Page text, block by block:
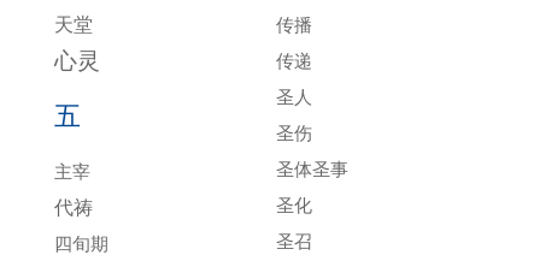
天堂
心灵
五
主宰
代祷
四旬期
传播
传递
圣人
圣伤
圣体圣事
圣化
圣召